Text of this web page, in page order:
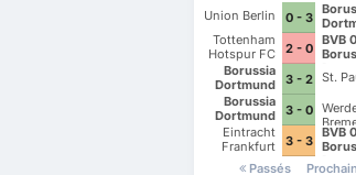
Union Berlin 0 - 3
Tottenham
Hotspur FC
2 - 0
BVB
Borussia
Dortmund
3 - 2
St.
Borussia
Dortmund
3 - 0
Eintracht
Frankfurt
3 - 3
BVB
Passés Prochain